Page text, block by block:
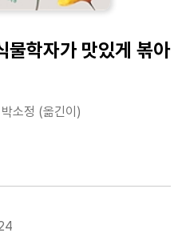
물학자가 맛있게 볶아
소정 (옮긴이)